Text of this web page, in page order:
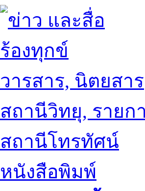
ร้องทุกข์
วารสาร, นิตยสาร
สถานีวิทยุ, รายก
สถานีโทรทัศน์
หนังสือพิมพ์